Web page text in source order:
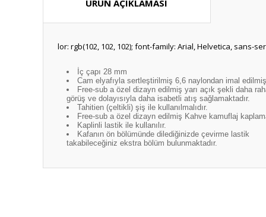
ÜRÜN AÇIKLAMASI
lor: rgb(102, 102, 102); font-family: Arial, Helvetica, sans-
İç çapı 28 mm
Cam elyafıyla sertleştirilmiş 6,6 naylondan imal
Free-sub a özel dizayn edilmiş yarı açık şekli daha
görüş ve dolayısıyla daha isabetli atış sağlamaktadır.
Tahitien (çeltikli) şiş ile kullanılmalıdır.
Free-sub a özel dizayn edilmiş Kahve kamuflaj
Kaplinli lastik ile kullanılır.
Kafanın ön bölümünde dilediğinizde çevirme lastik
takabileceğiniz ekstra bölüm bulunmaktadır.